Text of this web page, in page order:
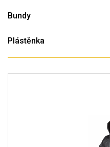
Bundy
Plástěnka